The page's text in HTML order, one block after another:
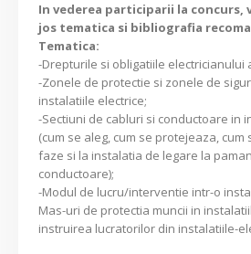
In vederea participarii la concurs,
jos tematica si bibliografia
Tematica:
-Drepturile si obligatiile electricianului
-Zonele de protectie si zonele de
instalatiile electrice;
-Sectiuni de cabluri si conductoare in
(cum se aleg, cum se protejeaza, cum
faze si la instalatia de legare la
conductoare);
-Modul de lucru/interventie intr-o
Mas-uri de protectia muncii in
instruirea lucratorilor din instalatiile-